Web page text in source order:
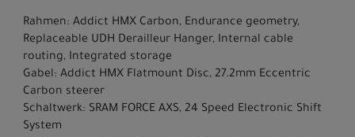
Rahmen: Addict HMX Carbon, Endurance geometry,
Replaceable UDH Derailleur Hanger, Internal cable
routing, Integrated storage
Gabel: Addict HMX Flatmount Disc, 27.2mm Eccentric
Carbon steerer
Schaltwerk: SRAM FORCE AXS, 24 Speed Electronic Shift
System